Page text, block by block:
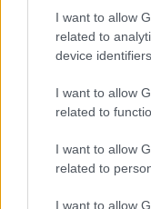
I want to allow
related to
device
I want to allow
related to
I want to allow
related to
I want to allow
«Τι άλλο θέλει
στο πιάτο;»
συνόδου
πρωθυπουργός,
μικρόφωνό του
Θάτσερ,
«Overdose»